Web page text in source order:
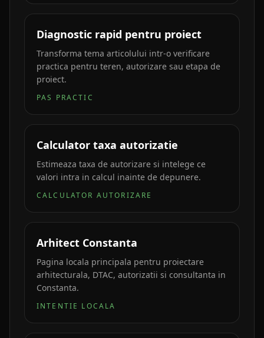
Diagnostic rapid pentru proiect
Transforma tema articolului intr-o verificare
practica pentru teren, autorizare sau etapa de
proiect.
PAS PRACTIC
Calculator taxa autorizatie
Estimeaza taxa de autorizare si intelege ce
valori intra in calcul inainte de depunere.
CALCULATOR AUTORIZARE
Arhitect Constanta
Pagina locala principala pentru proiectare
arhitecturala, DTAC, autorizatii si consultanta in
Constanta.
INTENTIE LOCALA